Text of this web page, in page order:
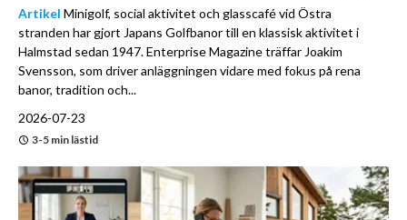
Artikel Minigolf, social aktivitet och glasscafé vid Östra
stranden har gjort Japans Golfbanor till en klassisk aktivitet i
Halmstad sedan 1947. Enterprise Magazine träffar Joakim
Svensson, som driver anläggningen vidare med fokus på rena
banor, tradition och...
2026-07-23
3-5 min lästid